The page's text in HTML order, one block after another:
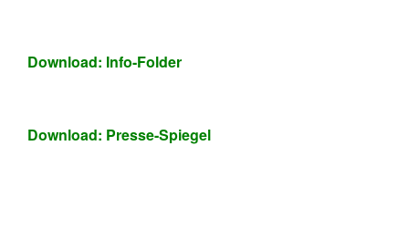
Download: Info-Folder
Download: Presse-Spiegel